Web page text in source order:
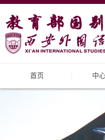
首页 中